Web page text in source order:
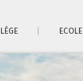
ECOLE